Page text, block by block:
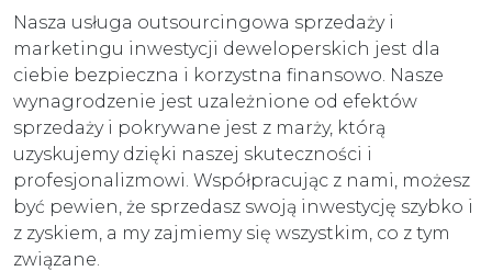
Nasza usługa outsourcingowa sprzedaży i
marketingu inwestycji deweloperskich jest dla
ciebie bezpieczna i korzystna finansowo. Nasze
wynagrodzenie jest uzależnione od efektów
sprzedaży i pokrywane jest z marży, którą
uzyskujemy dzięki naszej skuteczności i
profesjonalizmowi. Współpracując z nami, możesz
być pewien, że sprzedasz swoją inwestycję szybko i
z zyskiem, a my zajmiemy się wszystkim, co z tym
związane.